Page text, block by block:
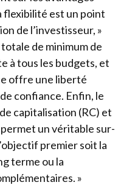
flexibilité est un point
de l’investisseur, »
de minimum de
à tous les budgets, et
offre une liberté
confiance. Enfin, le
capitalisation (RC) et
un véritable sur-
premier soit la
terme ou la
»